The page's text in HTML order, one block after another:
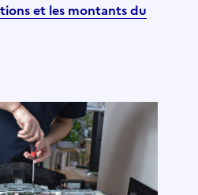
et les montants du